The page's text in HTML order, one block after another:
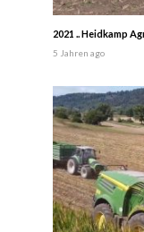
2021 .. Heidkamp
5 Jahren ago